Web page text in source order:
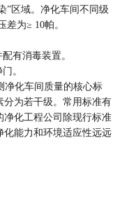
”区域。净化车间不同级
为≥ 10帕。
有消毒装置。
。
净化车间质量的核心标
分为若干级。常用标准有
净化工程公司除现行标准
化能力和环境适应性远远